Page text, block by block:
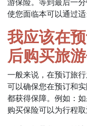
使您面临本可以通过适
我应该在
后购买旅
一般来说，在预订旅
可以确保您在预订和
都获得保障。例如：
购买保险可以为行程取